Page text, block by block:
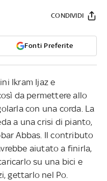
Fonti Preferite
CONDIVIDI
Ikram Ijaz e
da permettere allo
con una corda. La
a una crisi di pianto,
Abbas. Il contributo
aiutato a finirla,
su una bici e
gettarlo nel Po.